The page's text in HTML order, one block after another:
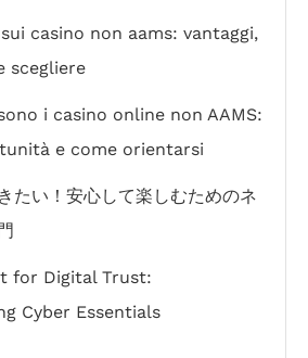
casino non aams: vantaggi,
scegliere
i casino online non AAMS:
e come orientarsi
たい！安心して楽しむためのネ
for Digital Trust:
Cyber Essentials